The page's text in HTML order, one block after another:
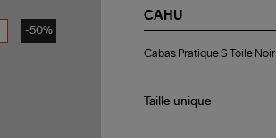
-50%
CAHU
Pratique
Noir
Cabas Pratique S Toile Noir
Taille unique